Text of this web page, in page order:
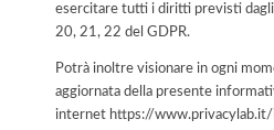
esercitare tutti i diritti previsti
20, 21, 22 del GDPR.
Potrà inoltre visionare in ogni
aggiornata della presente
internet https://